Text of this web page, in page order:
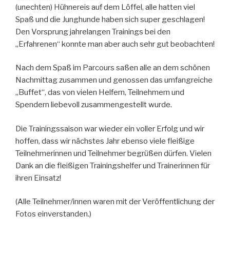
(unechten) Hühnereis auf dem Löffel, alle hatten viel
Spaß und die Junghunde haben sich super geschlagen!
Den Vorsprung jahrelangen Trainings bei den
„Erfahrenen“ konnte man aber auch sehr gut beobachten!
Nach dem Spaß im Parcours saßen alle an dem schönen
Nachmittag zusammen und genossen das umfangreiche
„Buffet“, das von vielen Helfern, Teilnehmern und
Spendern liebevoll zusammengestellt wurde.
Die Trainingssaison war wieder ein voller Erfolg und wir
hoffen, dass wir nächstes Jahr ebenso viele fleißige
Teilnehmerinnen und Teilnehmer begrüßen dürfen. Vielen
Dank an die fleißigen Trainingshelfer und Trainerinnen für
ihren Einsatz!
(Alle Teilnehmer/innen waren mit der Veröffentlichung der
Fotos einverstanden.)